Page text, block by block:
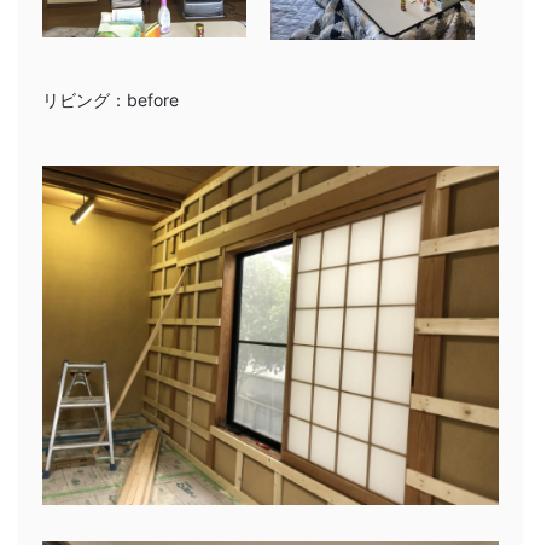
リビング：before